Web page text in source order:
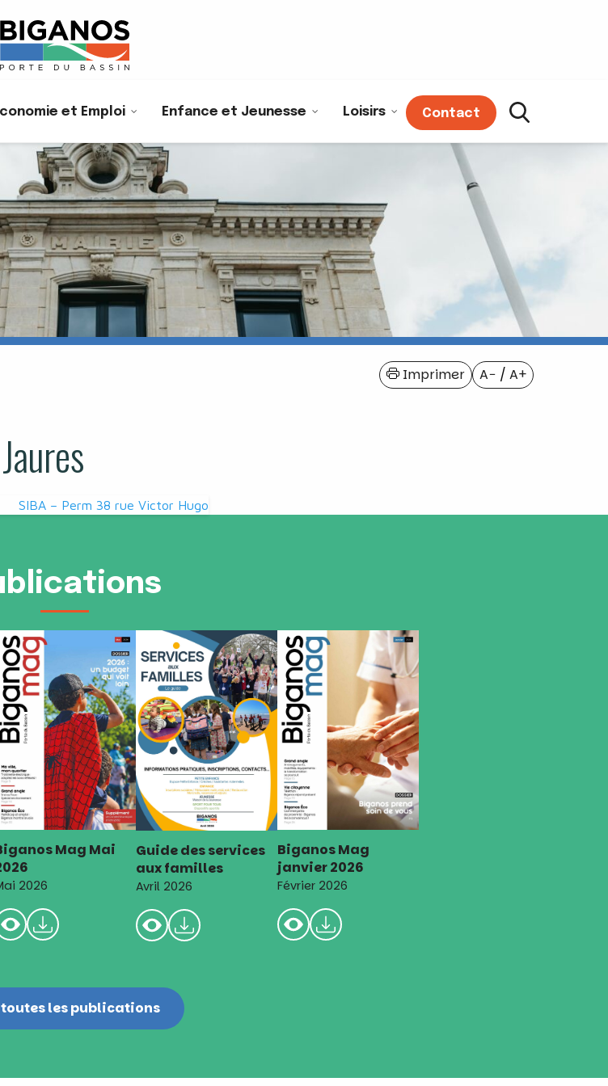
et Emploi Enfance et Jeunesse Loisirs Contact
A− / A+
Imprimer
SIBA – Perm 38 rue Victor Hugo
Mag Mai
2026
Guide des services
aux familles
Avril 2026
Biganos Mag
janvier 2026
Février 2026
les publications